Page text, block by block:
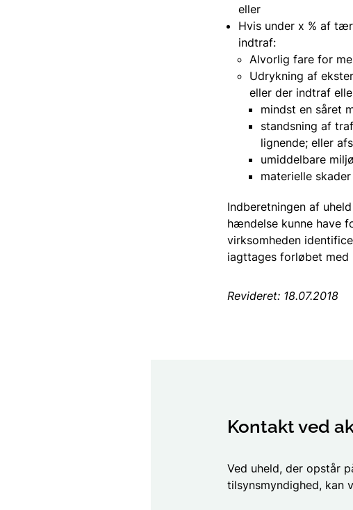
eller
Hvis under x % af
indtraf:
Alvorlig fare for
Udrykning af
eller der indtraf
mindst en såret
standsning af
lignende; eller
umiddelbare
materielle
Indberetningen af
hændelse kunne have
virksomheden
iagttages forløbet
Revideret: 18.07.2018
Kontakt ved
Ved uheld, der opstår
tilsynsmyndighed, kan